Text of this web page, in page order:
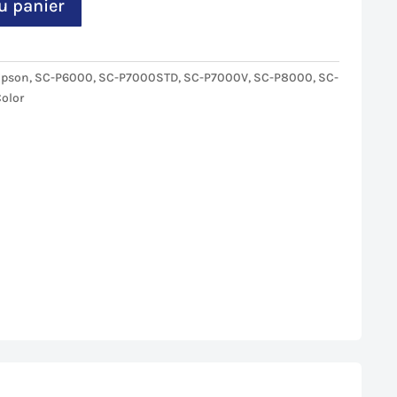
panier
, SC-P6000, SC-P7000STD, SC-P7000V, SC-P8000, SC-